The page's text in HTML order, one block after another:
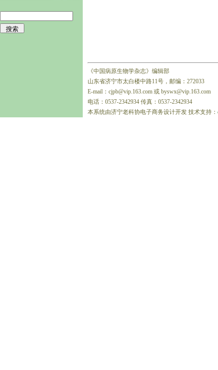
《中国病原生物学杂志》编辑部
山东省济宁市太白楼中路11号，邮编：272033
E-mail：cjpb@vip.163.com 或 byswx@vip.163.com
电话：0537-2342934 传真：0537-2342934
本系统由济宁老科协电子商务设计开发 技术支持：